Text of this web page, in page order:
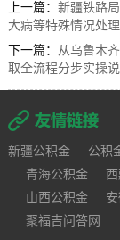
上一篇： 新疆铁路
大病等特殊情况处
下一篇： 从乌鲁木
取全流程分步实操
新疆公积金 公积
青海公积金
山西公积金
聚福吉问答网